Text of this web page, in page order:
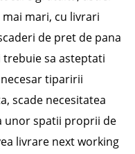
mari, cu livrari
de pret de pana
trebuie sa asteptati
tiparirii
scade necesitatea
unor spatii proprii de
livrare next working